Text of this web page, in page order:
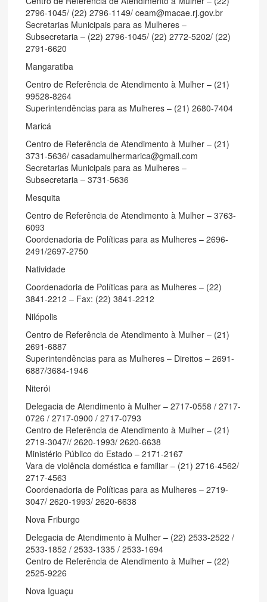
2796-1045/ (22) 2796-1149/ ceam@macae.rj.gov.br
Secretarias Municipais para as Mulheres –
Subsecretaria – (22) 2796-1045/ (22) 2772-5202/ (22)
2791-6620
Mangaratiba
Centro de Referência de Atendimento à Mulher – (21)
99528-8264
Superintendências para as Mulheres – (21) 2680-7404
Maricá
Centro de Referência de Atendimento à Mulher – (21)
3731-5636/ casadamulhermarica@gmail.com
Secretarias Municipais para as Mulheres –
Subsecretaria – 3731-5636
Mesquita
Centro de Referência de Atendimento à Mulher – 3763-
6093
Coordenadoria de Políticas para as Mulheres – 2696-
2491/2697-2750
Natividade
Coordenadoria de Políticas para as Mulheres – (22)
3841-2212 – Fax: (22) 3841-2212
Nilópolis
Centro de Referência de Atendimento à Mulher – (21)
2691-6887
Superintendências para as Mulheres – Direitos – 2691-
6887/3684-1946
Niterói
Delegacia de Atendimento à Mulher – 2717-0558 / 2717-
0726 / 2717-0900 / 2717-0793
Centro de Referência de Atendimento à Mulher – (21)
2719-3047// 2620-1993/ 2620-6638
Ministério Público do Estado – 2171-2167
Vara de violência doméstica e familiar – (21) 2716-4562/
2717-4563
Coordenadoria de Políticas para as Mulheres – 2719-
3047/ 2620-1993/ 2620-6638
Nova Friburgo
Delegacia de Atendimento à Mulher – (22) 2533-2522 /
2533-1852 / 2533-1335 / 2533-1694
Centro de Referência de Atendimento à Mulher – (22)
2525-9226
Nova Iguaçu